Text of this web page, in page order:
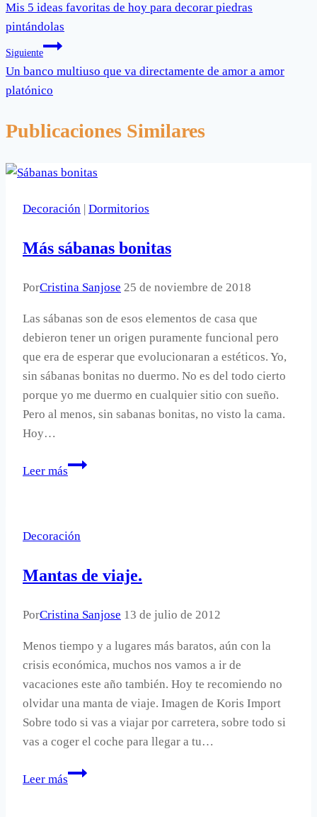
de
entradas
Mis 5 ideas favoritas de hoy para decorar piedras
pintándolas
Siguiente
Un banco multiuso que va directamente de amor a amor
platónico
Publicaciones Similares
Decoración | Dormitorios
Más sábanas bonitas
PorCristina Sanjose 25 de noviembre de 2018
Las sábanas son de esos elementos de casa que
debieron tener un origen puramente funcional pero
que era de esperar que evolucionaran a estéticos. Yo,
sin sábanas bonitas no duermo. No es del todo cierto
porque yo me duermo en cualquier sitio con sueño.
Pero al menos, sin sabanas bonitas, no visto la cama.
Hoy…
Leer más
Más
Decoración
Mantas de viaje.
PorCristina Sanjose 13 de julio de 2012
Menos tiempo y a lugares más baratos, aún con la
crisis económica, muchos nos vamos a ir de
vacaciones este año también. Hoy te recomiendo no
olvidar una manta de viaje. Imagen de Koris Import
Sobre todo si vas a viajar por carretera, sobre todo si
vas a coger el coche para llegar a tu…
Leer más
Mantas